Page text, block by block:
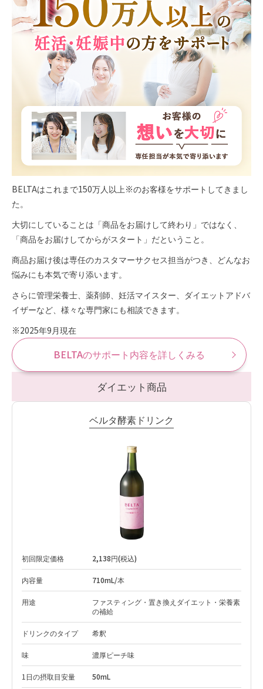
BELTAはこれまで150万人以上 ※のお客様をサポートしてきまし
た。
大切にしていることは「商品をお届けして終わり」ではなく、
「商品をお届けしてからがスタート」だということ。
商品お届け後は専任のカスタマーサクセス担当がつき、どんなお
悩みにも本気で寄り添います。
さらに管理栄養士、薬剤師、妊活マイスター、ダイエットアドバ
イザーなど、様々な専門家にも相談できます。
※2025年9月現在
BELTAのサポート内容を詳しくみる
ダイエット商品
ベルタ酵素ドリンク
初回限定価格 2,138円(税込)
内容量 710mL/本
用途
ファスティング・置き換えダイエット・栄養素
の補給
ドリンクのタイプ 希釈
味 濃厚ピーチ味
1日の摂取目安量 50mL